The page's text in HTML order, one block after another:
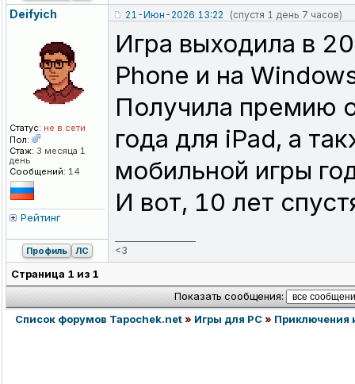
Deifyich
Статус: не в сети
Пол:
Стаж: 3 месяца 1
день
Сообщений: 14
Рейтинг
21-Июн-2026 13:22 (спустя 1 день 7 часов)
Игра выходила в
Phone и на
Получила премию
года для iPad, а
мобильной игры
И вот, 10 лет
<3
Профиль ЛС
Страница 1 из 1
Показать сообщения:
Список форумов Tapochek.net» Игры для PC» Приключения